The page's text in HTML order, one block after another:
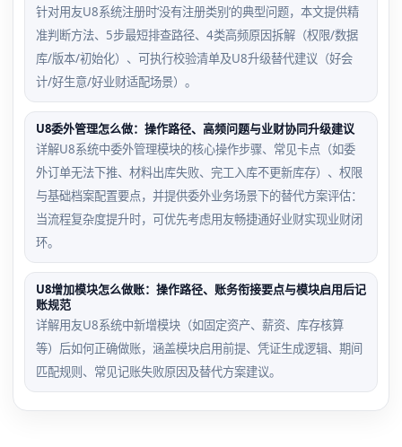
针对用友U8系统注册时‘没有注册类别’的典型问题，本文提供精
准判断方法、5步最短排查路径、4类高频原因拆解（权限/数据
库/版本/初始化）、可执行校验清单及U8升级替代建议（好会
计/好生意/好业财适配场景）。
U8委外管理怎么做：操作路径、高频问题与业财协同升级建议
详解U8系统中委外管理模块的核心操作步骤、常见卡点（如委
外订单无法下推、材料出库失败、完工入库不更新库存）、权限
与基础档案配置要点，并提供委外业务场景下的替代方案评估：
当流程复杂度提升时，可优先考虑用友畅捷通好业财实现业财闭
环。
U8增加模块怎么做账：操作路径、账务衔接要点与模块启用后记
账规范
详解用友U8系统中新增模块（如固定资产、薪资、库存核算
等）后如何正确做账，涵盖模块启用前提、凭证生成逻辑、期间
匹配规则、常见记账失败原因及替代方案建议。